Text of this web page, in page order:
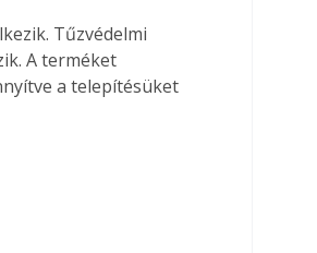
Tűzvédelmi
A terméket
a telepítésüket